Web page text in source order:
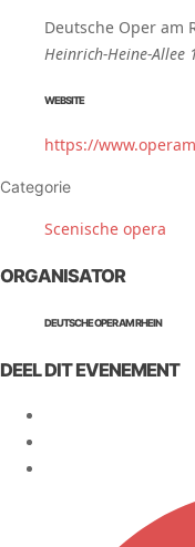
Deutsche Oper am
Heinrich-Heine-Allee
WEBSITE
https://
Categorie
Scenische opera
ORGANISATOR
DEUTSCHE OPER AM RHEIN
DEEL DIT EVENEMENT